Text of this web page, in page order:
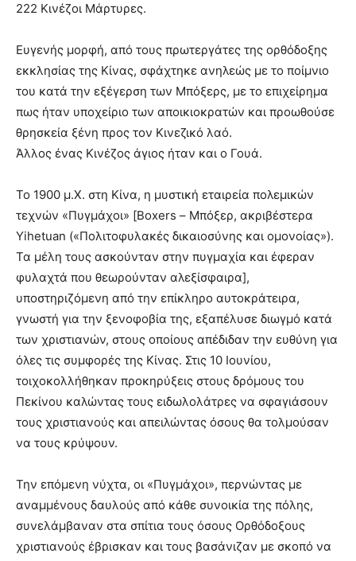
222 Κινέζοι Μάρτυρες.
Ευγενής μορφή, από τους πρωτεργάτες της ορθόδοξης
εκκλησίας της Κίνας, σφάχτηκε ανηλεώς με το ποίμνιο
του κατά την εξέγερση των Μπόξερς, με το επιχείρημα
πως ήταν υποχείριο των αποικιοκρατών και προωθούσε
θρησκεία ξένη προς τον Κινεζικό λαό.
Άλλος ένας Κινέζος άγιος ήταν και ο Γουά.
Το 1900 μ.Χ. στη Κίνα, η μυστική εταιρεία πολεμικών
τεχνών «Πυγμάχοι» [Boxers – Μπόξερ, ακριβέστερα
Yihetuan («Πολιτοφυλακές δικαιοσύνης και ομονοίας»).
Τα μέλη τους ασκούνταν στην πυγμαχία και έφεραν
φυλαχτά που θεωρούνταν αλεξίσφαιρα],
υποστηριζόμενη από την επίκληρο αυτοκράτειρα,
γνωστή για την ξενοφοβία της, εξαπέλυσε διωγμό κατά
των χριστιανών, στους οποίους απέδιδαν την ευθύνη για
όλες τις συμφορές της Κίνας. Στις 10 Ιουνίου,
τοιχοκολλήθηκαν προκηρύξεις στους δρόμους του
Πεκίνου καλώντας τους ειδωλολάτρες να σφαγιάσουν
τους χριστιανούς και απειλώντας όσους θα τολμούσαν
να τους κρύψουν.
Την επόμενη νύχτα, οι «Πυγμάχοι», περνώντας με
αναμμένους δαυλούς από κάθε συνοικία της πόλης,
συνελάμβαναν στα σπίτια τους όσους Ορθόδοξους
χριστιανούς έβρισκαν και τους βασάνιζαν με σκοπό να